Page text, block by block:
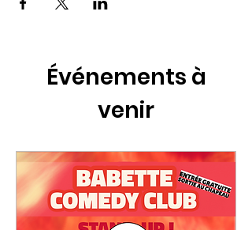
Événements à
venir